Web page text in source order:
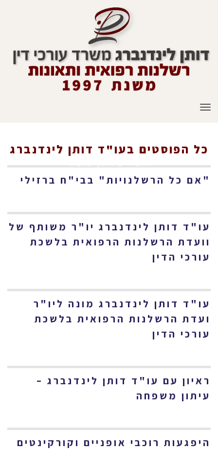
תפריט
ראשי » עו"ד דותן לינדנברג
כל הפוסטים בעו"ד דותן לינדנברג
"אם כל הרשלנויות" בבי"ח ברזילי
עו"ד דותן לינדנברג יו"ר משותף של
וועדת הרשלנות הרפואית בלשכת
עורכי הדין
עו"ד דותן לינדנברג מונה ליו"ר
ועדת הרשלנות הרפואית בלשכת
עורכי הדין
ראיון עם עו"ד דותן לינדנברג –
עיתון משפחה
היפגעות רוכבי אופניים וקורקינטים